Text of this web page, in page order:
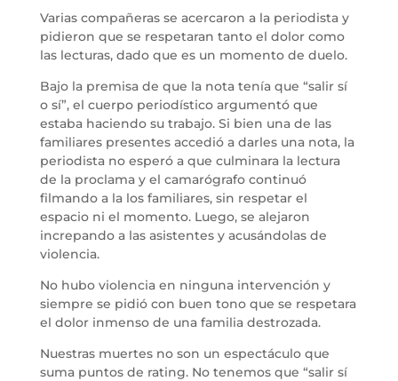
Varias compañeras se acercaron a la periodista y
pidieron que se respetaran tanto el dolor como
las lecturas, dado que es un momento de duelo.
Bajo la premisa de que la nota tenía que “salir sí
o sí”, el cuerpo periodístico argumentó que
estaba haciendo su trabajo. Si bien una de las
familiares presentes accedió a darles una nota, la
periodista no esperó a que culminara la lectura
de la proclama y el camarógrafo continuó
filmando a la los familiares, sin respetar el
espacio ni el momento. Luego, se alejaron
increpando a las asistentes y acusándolas de
violencia.
No hubo violencia en ninguna intervención y
siempre se pidió con buen tono que se respetara
el dolor inmenso de una familia destrozada.
Nuestras muertes no son un espectáculo que
suma puntos de rating. No tenemos que “salir sí